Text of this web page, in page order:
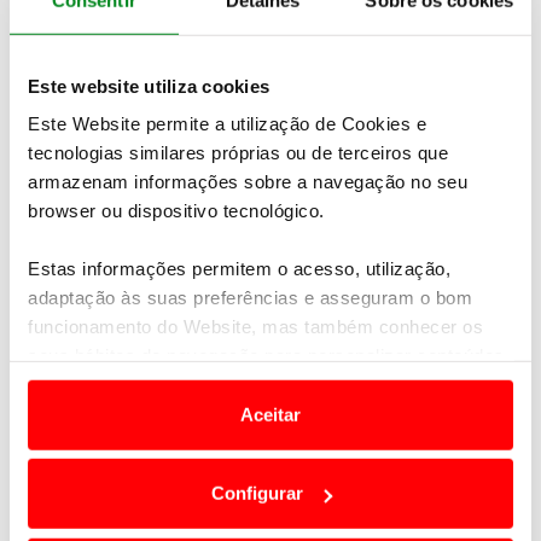
Este website utiliza cookies
Este Website permite a utilização de Cookies e
tecnologias similares próprias ou de terceiros que
armazenam informações sobre a navegação no seu
browser ou dispositivo tecnológico.
Estas informações permitem o acesso, utilização,
adaptação às suas preferências e asseguram o bom
funcionamento do Website, mas também conhecer os
e anúncios de modo a promover produtos e/ou serviços.
Em alguns casos, a utilização destas tecnologias
termos e a todo o tempo as suas preferências e limitando
o acesso a informações durante a navegação no
Aceitar
Configurar
(Hyundai i20 N Rally1) – 6m22,7s